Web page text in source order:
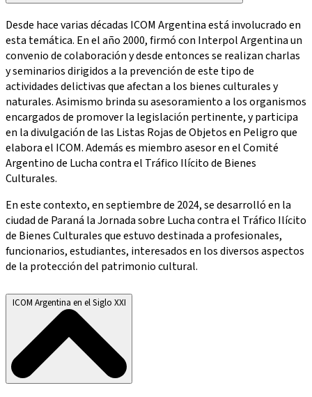
Desde hace varias décadas ICOM Argentina está involucrado en
esta temática. En el año 2000, firmó con Interpol Argentina un
convenio de colaboración y desde entonces se realizan charlas
y seminarios dirigidos a la prevención de este tipo de
actividades delictivas que afectan a los bienes culturales y
naturales. Asimismo brinda su asesoramiento a los organismos
encargados de promover la legislación pertinente, y participa
en la divulgación de las Listas Rojas de Objetos en Peligro que
elabora el ICOM. Además es miembro asesor en el Comité
Argentino de Lucha contra el Tráfico Ilícito de Bienes
Culturales.
En este contexto, en septiembre de 2024, se desarrolló en la
ciudad de Paraná la Jornada sobre Lucha contra el Tráfico Ilícito
de Bienes Culturales que estuvo destinada a profesionales,
funcionarios, estudiantes, interesados en los diversos aspectos
de la protección del patrimonio cultural.
ICOM Argentina en el Siglo XXI